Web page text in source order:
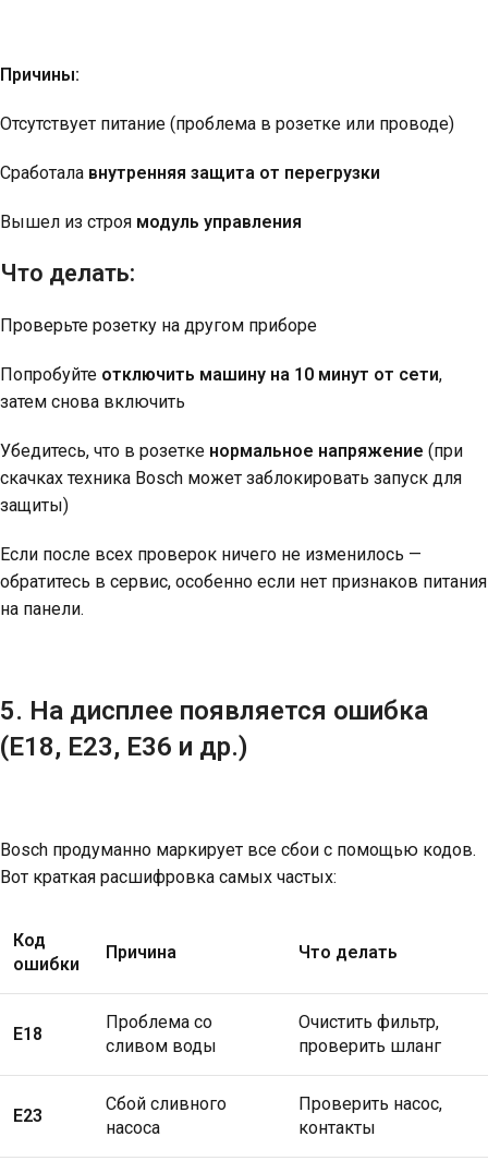
Причины:
Отсутствует питание (проблема в розетке или проводе)
Сработала внутренняя защита от перегрузки
Вышел из строя модуль управления
Что делать:
Проверьте розетку на другом приборе
Попробуйте отключить машину на 10 минут от сети,
затем снова включить
Убедитесь, что в розетке нормальное напряжение (при
скачках техника Bosch может заблокировать запуск для
защиты)
Если после всех проверок ничего не изменилось —
обратитесь в сервис, особенно если нет признаков питания
на панели.
5. На дисплее появляется ошибка
(E18, E23, E36 и др.)
Bosch продуманно маркирует все сбои с помощью кодов.
Вот краткая расшифровка самых частых:
Код
ошибки
Причина Что делать
E18
Проблема со
сливом воды
Очистить фильтр,
проверить шланг
E23
Сбой сливного
насоса
Проверить насос,
контакты